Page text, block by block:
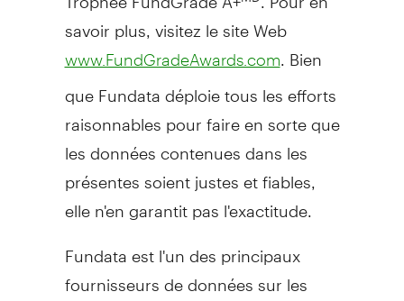
savoir plus, visitez le site Web
www.FundGradeAwards.com . Bien
que Fundata déploie tous les efforts
raisonnables pour faire en sorte que
les données contenues dans les
présentes soient justes et fiables,
elle n'en garantit pas l'exactitude.
Fundata est l'un des principaux
fournisseurs de données sur les